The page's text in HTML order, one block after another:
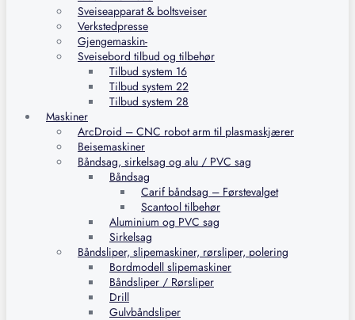
Sveiseapparat & boltsveiser
Verkstedpresse
Gjengemaskin-
Sveisebord tilbud og tilbehør
Tilbud system 16
Tilbud system 22
Tilbud system 28
Maskiner
ArcDroid – CNC robot arm til plasmaskjærer
Beisemaskiner
Båndsag, sirkelsag og alu / PVC sag
Båndsag
Carif båndsag – Førstevalget
Scantool tilbehør
Aluminium og PVC sag
Sirkelsag
Båndsliper, slipemaskiner, rørsliper, polering
Bordmodell slipemaskiner
Båndsliper / Rørsliper
Drill
Gulvbåndsliper